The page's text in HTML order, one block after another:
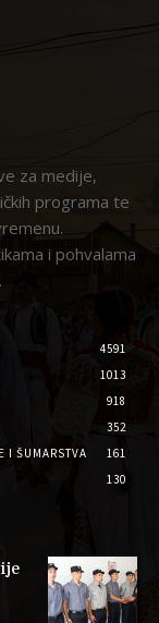
za medije,
programa te
i pohvalama
4591
1013
918
352
I ŠUMARSTVA
161
130